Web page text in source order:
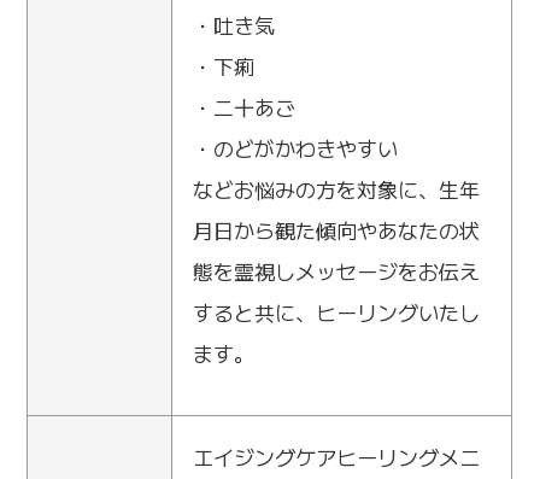
・吐き気
・下痢
・二十あご
・のどがかわきやすい
などお悩みの方を対象に、生年
月日から観た傾向やあなたの状
態を霊視しメッセージをお伝え
すると共に、ヒーリングいたし
ます。
エイジングケアヒーリングメニ